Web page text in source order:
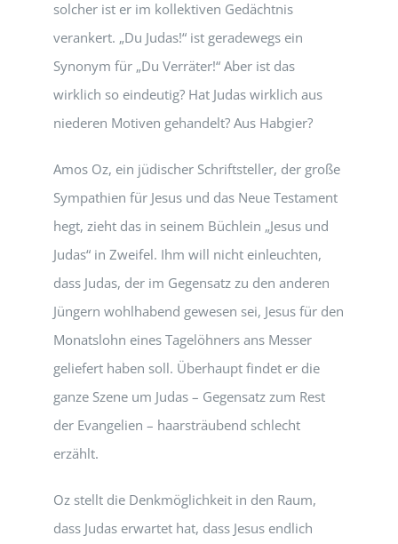
solcher ist er im kollektiven Gedächtnis
verankert. „Du Judas!“ ist geradewegs ein
Synonym für „Du Verräter!“ Aber ist das
wirklich so eindeutig? Hat Judas wirklich aus
niederen Motiven gehandelt? Aus Habgier?
Amos Oz, ein jüdischer Schriftsteller, der große
Sympathien für Jesus und das Neue Testament
hegt, zieht das in seinem Büchlein „Jesus und
Judas“ in Zweifel. Ihm will nicht einleuchten,
dass Judas, der im Gegensatz zu den anderen
Jüngern wohlhabend gewesen sei, Jesus für den
Monatslohn eines Tagelöhners ans Messer
geliefert haben soll. Überhaupt findet er die
ganze Szene um Judas – Gegensatz zum Rest
der Evangelien – haarsträubend schlecht
erzählt.
Oz stellt die Denkmöglichkeit in den Raum,
dass Judas erwartet hat, dass Jesus endlich